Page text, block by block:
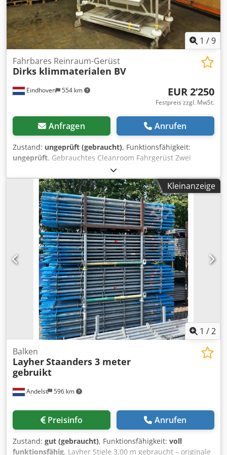
1 /9
Eindhoven 554 km
Fahrbares Reinraum-Gerüst
Dirks klimmaterialen BV
EUR 2’250
Festpreis zzgl. MwSt.
Anfragen Anrufen
Zustand: ungeprüft (gebraucht), Funktionsfähigkeit:
ungeprüft, Gebrauchtes Cleanroom Fahrgerüst Zwei
Plattformhöhen: ~1,29 Meter ~2,29 Meter Mit
Bedienungsanleitung. Ausschließlich für den
Innenbereich. Maximal 250 kg pro Arbeitsboden. Dodjxiv
Hiepfx Alyokr
Kleinanzeige
1 /2
Andelst 596 km
Balken
LayherStaanders 3 meter
gebruikt
Preisinfo Anrufen
Zustand: gut (gebraucht), Funktionsfähigkeit: voll
funktionsfähig, Layher Stiele 3,00 m gebraucht – originale